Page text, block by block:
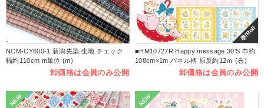
NCM-CY600-1 新潟先染 生地 チェック
幅約110cm m単位 (m)
卸価格は会員のみ公開
巻/Roll
■HM10727R Happy message 30’S 巾約
108cm×1m パネル柄 原反約12ｍ (巻)
卸価格は会員のみ公開
NEW NEW